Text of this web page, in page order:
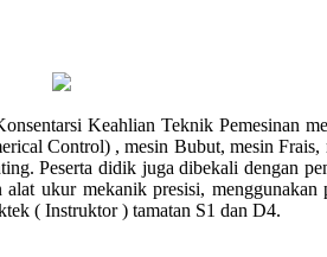
Keahlian Teknik Pemesinan
Control) , mesin Bubut, mesin
Peserta didik juga dibekali dengan
ukur mekanik presisi,
( Instruktor ) tamatan S1 dan D4.